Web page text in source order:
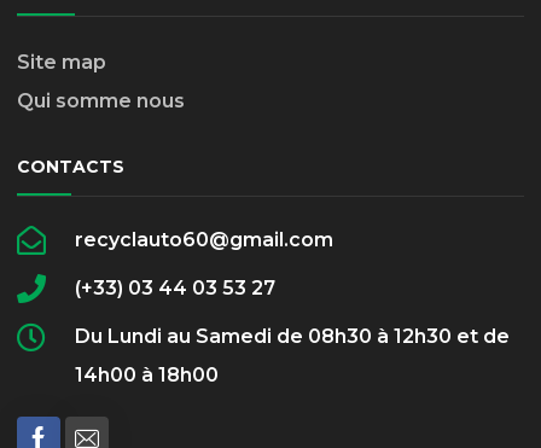
Site map
Qui somme nous
CONTACTS
recyclauto60@gmail.com
(+33) 03 44 03 53 27
Du Lundi au Samedi de 08h30 à 12h30 et de
14h00 à 18h00